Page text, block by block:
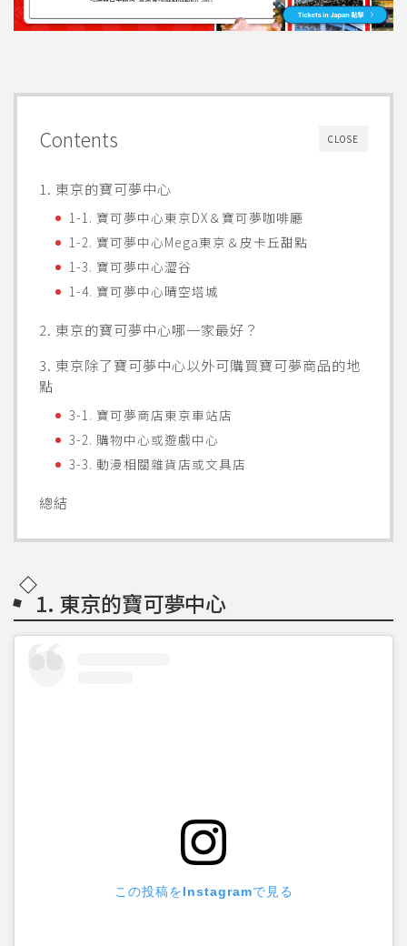
CLOSE
Contents
1. 東京的寶可夢中心
1-1. 寶可夢中心東京DX＆寶可夢咖啡廳
1-2. 寶可夢中心Mega東京＆皮卡丘甜點
1-3. 寶可夢中心澀谷
1-4. 寶可夢中心晴空塔城
2. 東京的寶可夢中心哪一家最好？
3. 東京除了寶可夢中心以外可購買寶可夢商品的地
點
3-1. 寶可夢商店東京車站店
3-2. 購物中心或遊戲中心
3-3. 動漫相關雜貨店或文具店
總結
1. 東京的寶可夢中心
この投稿をInstagramで見る